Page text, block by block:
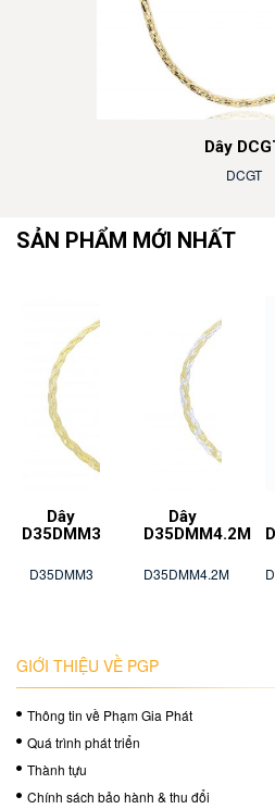
Dây
DCGT
SẢN PHẨM MỚI NHẤT
Dây
D35DMM3
D35DMM3
Dây
D35DMM4.2M
D35DMM4.2M
GIỚI THIỆU VỀ PGP
Thông tin về Phạm Gia Phát
Quá trình phát triển
Thành tựu
Chính sách bảo hành & thu đổi